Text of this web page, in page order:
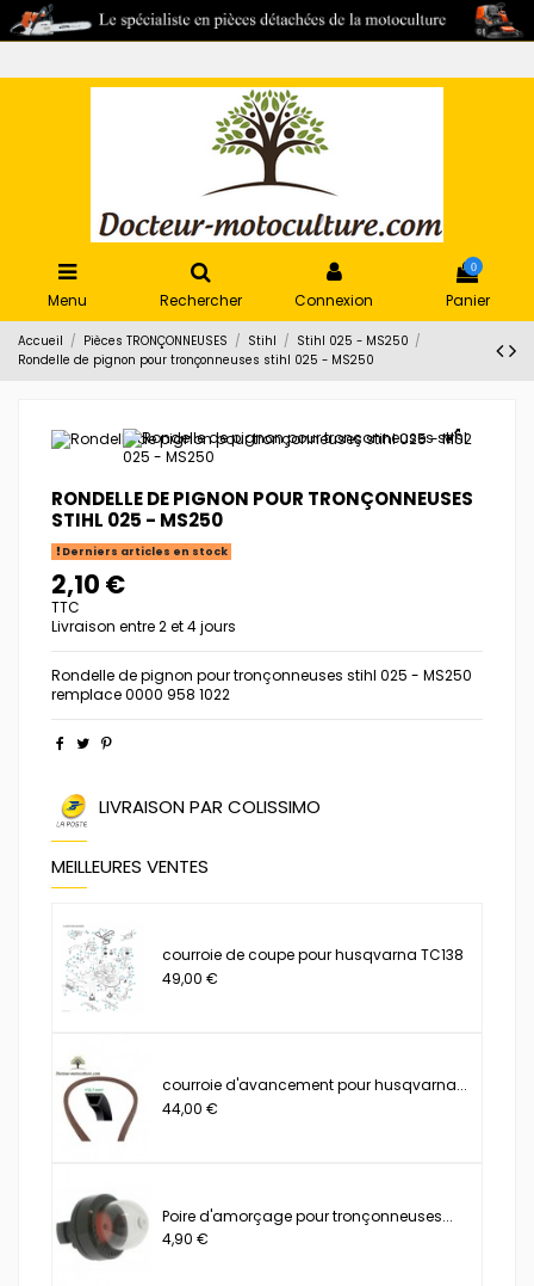
Menu Rechercher Connexion
0
Panier
Accueil Pièces TRONÇONNEUSES Stihl
Stihl 025 - MS250
Rondelle de pignon pour tronçonneuses stihl 025 - MS250
RONDELLE DE PIGNON POUR TRONÇONNEUSES
STIHL 025 - MS250
Derniers articles en stock
2,10 €
TTC
Livraison entre 2 et 4 jours
Rondelle de pignon pour tronçonneuses stihl 025 - MS250
remplace 0000 958 1022
LIVRAISON PAR COLISSIMO
MEILLEURES VENTES
courroie de coupe pour husqvarna TC138
49,00 €
courroie d'avancement pour husqvarna...
44,00 €
Poire d'amorçage pour tronçonneuses...
4,90 €